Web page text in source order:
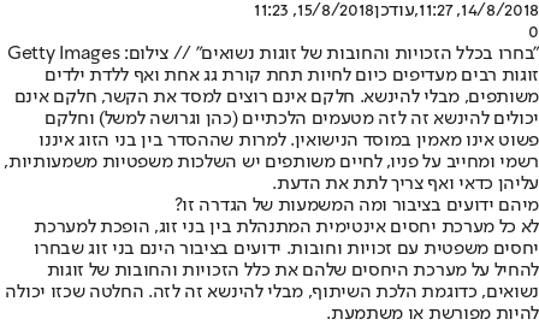
14/8/2018, 11:27
,עודכן15/8/2018, 11:23
0
"בחרו בכלל הזכויות והחובות של זוגות נשואים" // צילום: Getty Images
זוגות רבים מעדיפים כיום לחיות תחת קורת גג אחת ואף ללדת ילדים
משותפים, מבלי להינשא. חלקם אינם רוצים למסד את הקשר, חלקם אינם
יכולים להינשא זה לזה מטעמים הלכתיים (כהן וגרושה למשל) וחלקם
פשוט אינו מאמין במוסד הנישואין. למרות שההסדר בין בני הזוג איננו
רשמי ומחייב על פניו, לחיים משותפים יש השלכות משפטיות משמעותיות,
עליהן כדאי ואף צריך לתת את הדעת.
מיהם ידועים בציבור ומה המשמעות של הגדרה זו?
לא כל מערכת יחסים אינטימית המתנהלת בין בני זוג, הופכת למערכת
יחסים משפטית עם זכויות וחובות. ידועים בציבור הינם בני זוג שבחרו
להחיל על מערכת היחסים שלהם את כלל הזכויות והחובות של זוגות
נשואים, כדוגמת הלכת השיתוף, מבלי להינשא זה לזה. החלטה שכזו יכולה
להיות מפורשת או משתמעת.